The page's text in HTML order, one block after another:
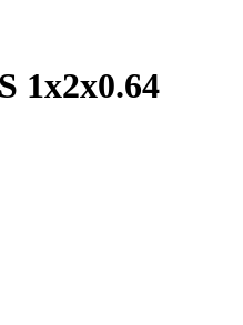
1х2х0.64